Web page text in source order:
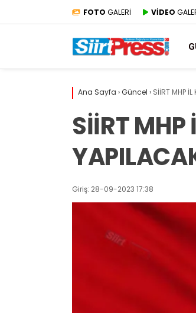
FOTO GALERİ VİDEO
Ana Sayfa ›Güncel › SİİRT MHP İL
SİİRT MHP
Giriş: 28-09-2023 17:38